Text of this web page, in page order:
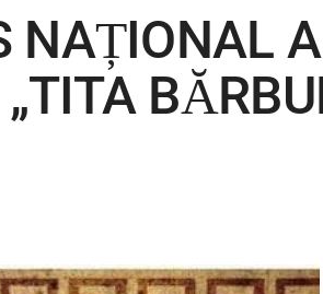
NAȚIONAL